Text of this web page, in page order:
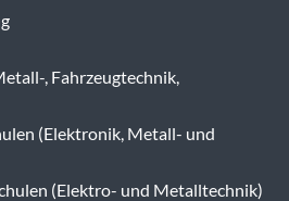
, Fahrzeugtechnik,
(Elektronik, Metall- und
(Elektro- und Metalltechnik)